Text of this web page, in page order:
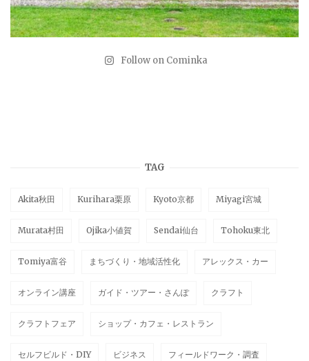
Follow on Cominka
TAG
Akita秋田 Kurihara栗原 Kyoto京都 Miyagi宮城
Murata村田 Ojika小値賀 Sendai仙台 Tohoku東北
Tomiya富谷 まちづくり・地域活性化 アレックス・カー
オンライン講座 ガイド・ツアー・さんぽ クラフト
クラフトフェア ショップ・カフェ・レストラン
セルフビルド・DIY ビジネス フィールドワーク・調査